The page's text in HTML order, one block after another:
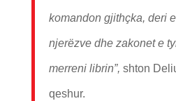
komandon gjithçka, deri
njerëzve dhe zakonet e
merreni librin”, shton
qeshur.